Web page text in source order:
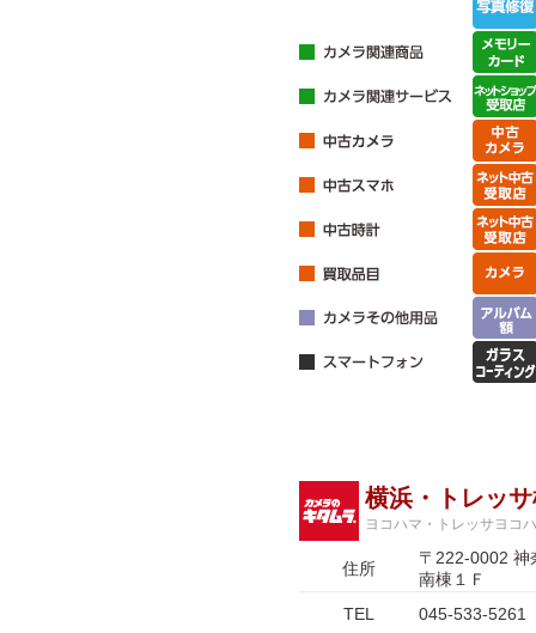
横浜・トレッ
ヨコハマ・トレッサヨコ
住所
〒222-0002
南棟１Ｆ
TEL
045-533-5261